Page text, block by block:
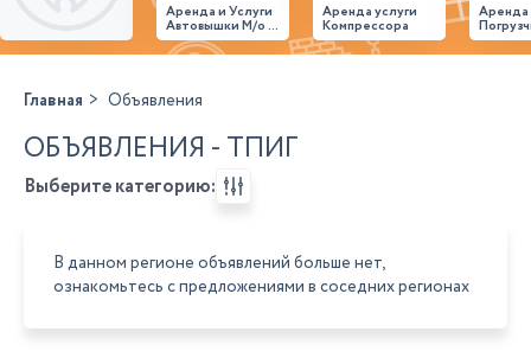
Аренда и Услуги
Автовышки М/о г.
Домодедово
26,28,32 место
Аренда услуги
Компрессора
Главная Объявления
ОБЪЯВЛЕНИЯ - ТПИГ
Выберите категорию:
В данном регионе объявлений больше нет,
ознакомьтесь с предложениями в соседних регионах